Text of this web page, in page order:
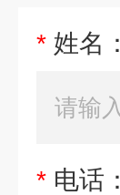
* 姓名：
* 电话：